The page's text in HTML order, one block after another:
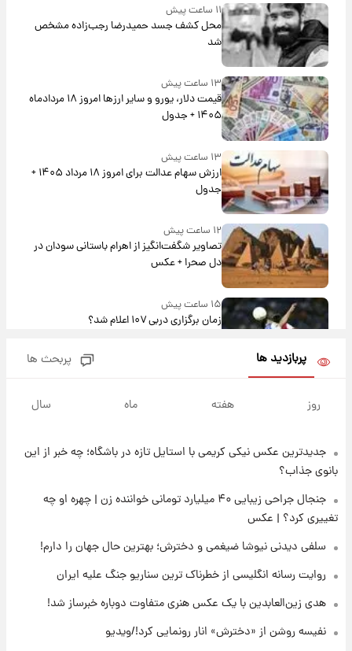
۱۱ ساعت پیش
محل کشف جسد حمیدرضا رجب‌زاده مشخص
شد
۱۳ ساعت پیش
قیمت دلار، یورو و سایر ارزها امروز ۱۸ مردادماه
۱۴۰۵ + جدول
۱۳ ساعت پیش
ارزش سهام عدالت برای امروز ۱۸ مرداد ۱۴۰۵ +
جدول
۱۲ ساعت پیش
تصاویر شگفت‌انگیز از اهرام باستانی سودان در
دل صحرا + عکس
۱۵ ساعت پیش
زمان برگزاری دربی ۱۰۷ اعلام شد؟
جزئیات
۱۶ ساعت پیش
آتش‌سوزی در لوناپارک شیراز؛ آخرین وضعیت
خزندگان خطرناک پس از حادثه
۲۱ ساعت پیش
خواستگار ۵۰ساله شاهدخت لئونور بازداشت شد
پربازدید ها پربحث ها
روز هفته ماه سال
جدیدترین عکس نیکی کریمی با استایل تازه در باشگاه؛ چه خبر از این
بانوی جذاب؟
جنجال جراحی زیبایی ۴۰ میلیارد تومانی خواننده زن | چهره او چه
تغییری کرد؟ | عکس
سلفی دیدنی نیوشا ضیغمی و دخترش؛ بهترین حال جهان را دارم!
روایت رسانه انگلیسی از خطرناک ترین سناریو جنگ علیه ایران
هدی زین‌العابدین با یک عکس هنری متفاوت دوباره خبرساز شد!
نفیسه روشن از «دخترش» انار رونمایی کرد!/ویدیو